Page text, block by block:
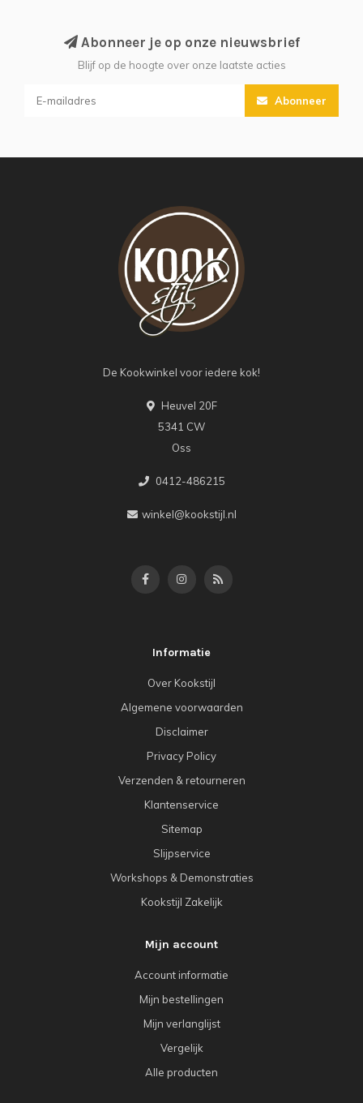
Abonneer je op onze nieuwsbrief
Blijf op de hoogte over onze laatste acties
Abonneer
De Kookwinkel voor iedere kok!
Heuvel 20F
5341 CW
Oss
0412-486215
winkel@kookstijl.nl
Informatie
Over Kookstijl
Algemene voorwaarden
Disclaimer
Privacy Policy
Verzenden & retourneren
Klantenservice
Sitemap
Slijpservice
Workshops & Demonstraties
Kookstijl Zakelijk
Mijn account
Account informatie
Mijn bestellingen
Mijn verlanglijst
Vergelijk
Alle producten